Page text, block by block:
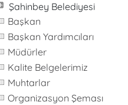
Şahinbey Belediyesi
Başkan
Başkan Yardımcıları
Müdürler
Kalite Belgelerimiz
Muhtarlar
Organizasyon Şeması